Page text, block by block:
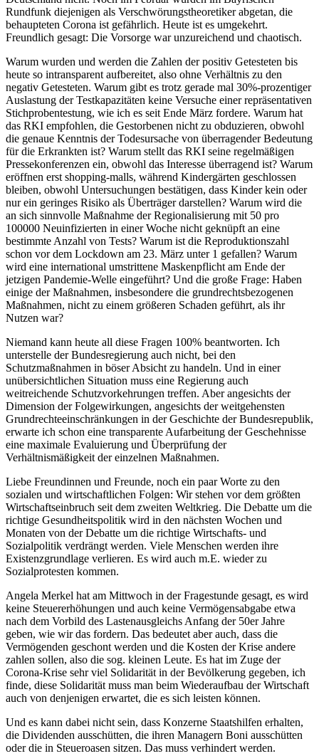
Rundfunk diejenigen als Verschwörungstheoretiker abgetan, die
behaupteten Corona ist gefährlich. Heute ist es umgekehrt.
Freundlich gesagt: Die Vorsorge war unzureichend und chaotisch.
Warum wurden und werden die Zahlen der positiv Getesteten bis
heute so intransparent aufbereitet, also ohne Verhältnis zu den
negativ Getesteten. Warum gibt es trotz gerade mal 30%-prozentiger
Auslastung der Testkapazitäten keine Versuche einer repräsentativen
Stichprobentestung, wie ich es seit Ende März fordere. Warum hat
das RKI empfohlen, die Gestorbenen nicht zu obduzieren, obwohl
die genaue Kenntnis der Todesursache von überragender Bedeutung
für die Erkrankten ist? Warum stellt das RKI seine regelmäßigen
Pressekonferenzen ein, obwohl das Interesse überragend ist? Warum
eröffnen erst shopping-malls, während Kindergärten geschlossen
bleiben, obwohl Untersuchungen bestätigen, dass Kinder kein oder
nur ein geringes Risiko als Überträger darstellen? Warum wird die
an sich sinnvolle Maßnahme der Regionalisierung mit 50 pro
100000 Neuinfizierten in einer Woche nicht geknüpft an eine
bestimmte Anzahl von Tests? Warum ist die Reproduktionszahl
schon vor dem Lockdown am 23. März unter 1 gefallen? Warum
wird eine international umstrittene Maskenpflicht am Ende der
jetzigen Pandemie-Welle eingeführt? Und die große Frage: Haben
einige der Maßnahmen, insbesondere die grundrechtsbezogenen
Maßnahmen, nicht zu einem größeren Schaden geführt, als ihr
Nutzen war?
Niemand kann heute all diese Fragen 100% beantworten. Ich
unterstelle der Bundesregierung auch nicht, bei den
Schutzmaßnahmen in böser Absicht zu handeln. Und in einer
unübersichtlichen Situation muss eine Regierung auch
weitreichende Schutzvorkehrungen treffen. Aber angesichts der
Dimension der Folgewirkungen, angesichts der weitgehensten
Grundrechteeinschränkungen in der Geschichte der Bundesrepublik,
erwarte ich schon eine transparente Aufarbeitung der Geschehnisse
eine maximale Evaluierung und Überprüfung der
Verhältnismäßigkeit der einzelnen Maßnahmen.
Liebe Freundinnen und Freunde, noch ein paar Worte zu den
sozialen und wirtschaftlichen Folgen: Wir stehen vor dem größten
Wirtschaftseinbruch seit dem zweiten Weltkrieg. Die Debatte um die
richtige Gesundheitspolitik wird in den nächsten Wochen und
Monaten von der Debatte um die richtige Wirtschafts- und
Sozialpolitik verdrängt werden. Viele Menschen werden ihre
Existenzgrundlage verlieren. Es wird auch m.E. wieder zu
Sozialprotesten kommen.
Angela Merkel hat am Mittwoch in der Fragestunde gesagt, es wird
keine Steuererhöhungen und auch keine Vermögensabgabe etwa
nach dem Vorbild des Lastenausgleichs Anfang der 50er Jahre
geben, wie wir das fordern. Das bedeutet aber auch, dass die
Vermögenden geschont werden und die Kosten der Krise andere
zahlen sollen, also die sog. kleinen Leute. Es hat im Zuge der
Corona-Krise sehr viel Solidarität in der Bevölkerung gegeben, ich
finde, diese Solidarität muss man beim Wiederaufbau der Wirtschaft
auch von denjenigen erwartet, die es sich leisten können.
Und es kann dabei nicht sein, dass Konzerne Staatshilfen erhalten,
die Dividenden ausschütten, die ihren Managern Boni ausschütten
oder die in Steueroasen sitzen. Das muss verhindert werden.